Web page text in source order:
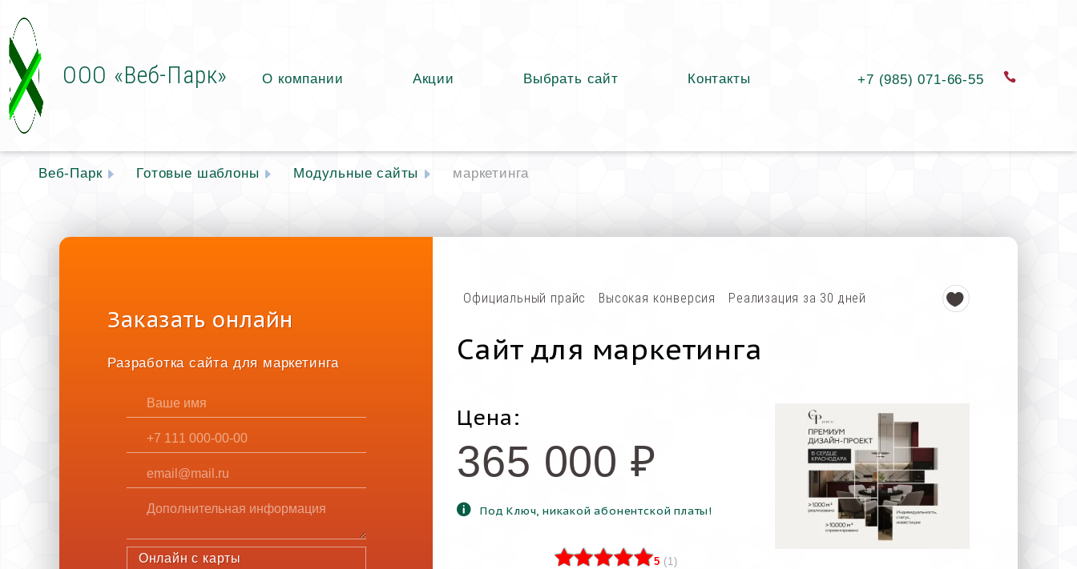
ООО «Веб-Парк» О компании Акции Выбрать сайт Контакты +7 (985) 071-66-55
Веб-Парк Готовые шаблоны Модульные сайты маркетинга
Заказать онлайн
Разработка сайта для маркетинга
Онлайн с карты
Официальный прайс Высокая конверсия Реализация за 30 дней
Сайт для маркетинга
Цена:
365 000 ₽
Под Ключ, никакой абонентской платы!
5 (1)